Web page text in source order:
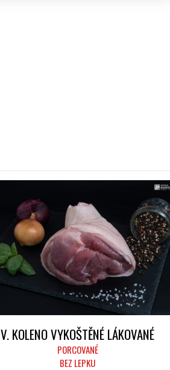
V. KOLENO VYKOŠTĚNÉ LÁKOVANÉ
PORCOVANÉ
BEZ LEPKU